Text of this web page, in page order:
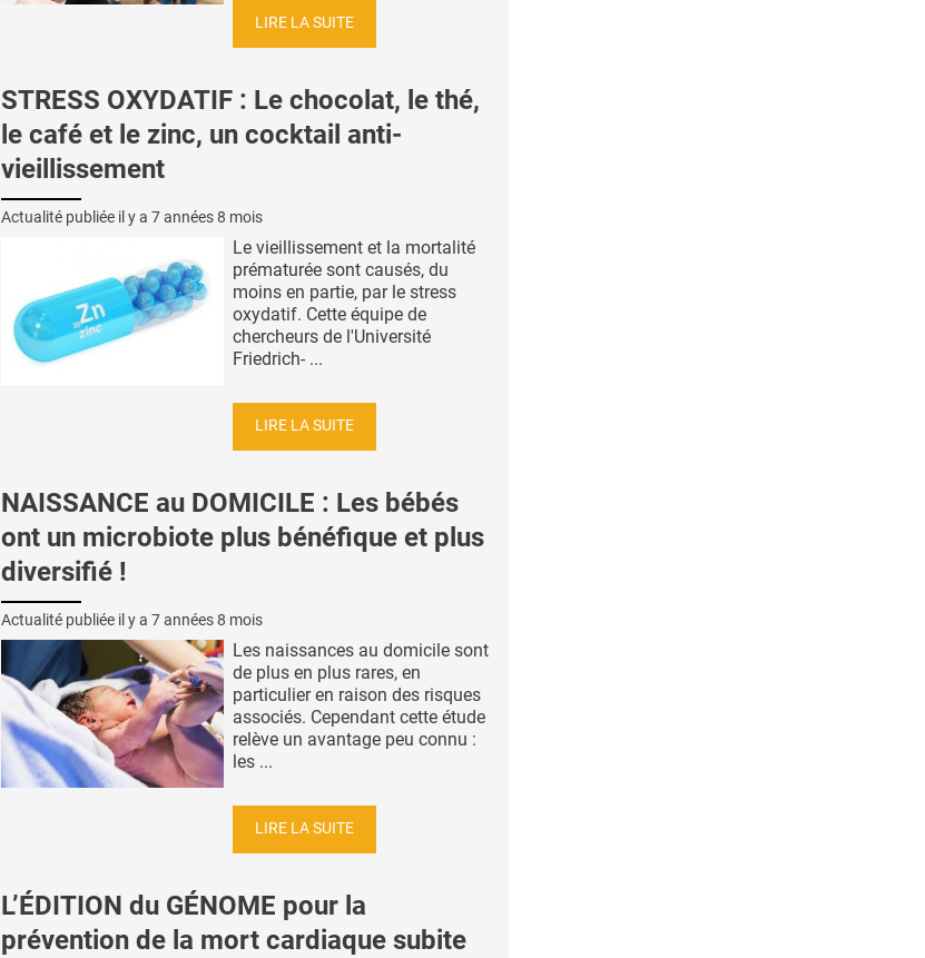
LIRE LA SUITE
STRESS OXYDATIF : Le chocolat, le thé,
le café et le zinc, un cocktail anti-
vieillissement
Actualité publiée il y a 7 années 8 mois
Le vieillissement et la mortalité
prématurée sont causés, du
moins en partie, par le stress
oxydatif. Cette équipe de
chercheurs de l'Université
Friedrich- ...
LIRE LA SUITE
NAISSANCE au DOMICILE : Les bébés
ont un microbiote plus bénéfique et plus
diversifié !
Actualité publiée il y a 7 années 8 mois
Les naissances au domicile sont
de plus en plus rares, en
particulier en raison des risques
associés. Cependant cette étude
relève un avantage peu connu :
les ...
LIRE LA SUITE
L’ÉDITION du GÉNOME pour la
prévention de la mort cardiaque subite